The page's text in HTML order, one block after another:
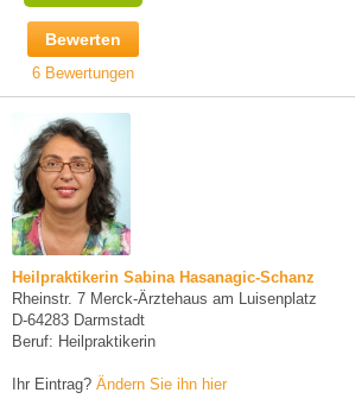
Bewerten
6 Bewertungen
Heilpraktikerin Sabina Hasanagic-Schanz
Rheinstr. 7 Merck-Ärztehaus am Luisenplatz
D-64283 Darmstadt
Beruf: Heilpraktikerin
Ihr Eintrag? Ändern Sie ihn hier